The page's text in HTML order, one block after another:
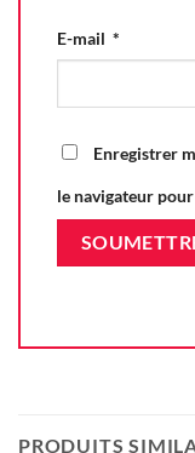
E-mail *
Enregistrer
le navigateur
PRODUITS